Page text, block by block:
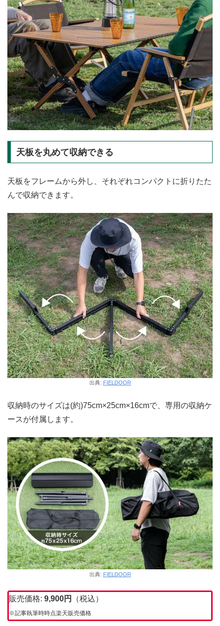
天板を丸めて収納できる
天板をフレームから外し、それぞれコンパクトに折りたた
んで収納できます。
出典: FIELDOOR
収納時のサイズは(約)75cm×25cm×16cmで、専用の収納ケ
ースが付属します。
出典: FIELDOOR
販売価格: 9,900円 （税込）
※記事執筆時時点楽天販売価格